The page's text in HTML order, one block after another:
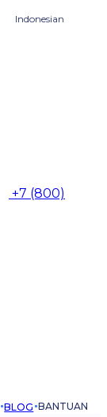
Indonesian
+7 (800)
BLOG BANTUAN